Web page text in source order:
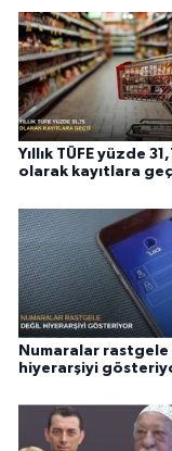
Yıllık TÜFE yüzde
olarak kayıtlara
Numaralar rastgele
hiyerarşiyi